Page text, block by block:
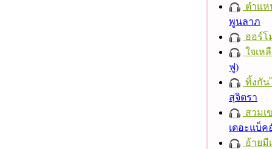
ตำแห
พูนลาภ
ฮอร์โ
ใจเห
ฟู)
ทิ้งกัน
สุจิตรา
สวมเ
เดอะแบ็ค
อ้ายมี